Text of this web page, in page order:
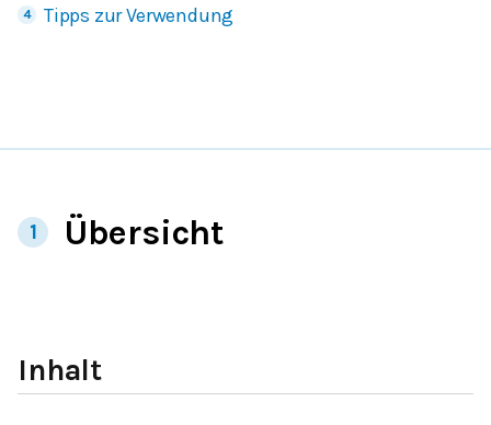
Tipps zur Verwendung
1 Übersicht
Inhalt